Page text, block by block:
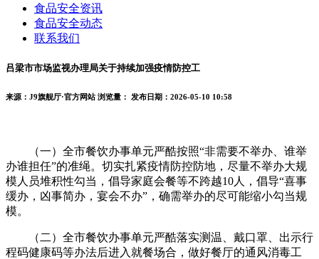
食品安全资讯
食品安全动态
联系我们
吕梁市市场监视办理局关于持续加强疫情防控工
来源：J9旗舰厅·官方网站 浏览量： 发布日期：2026-05-10 10:58
（一）全市餐饮办事单元严酷按照“非需要不举办、谁举
办谁担任”的准绳。切实扎紧疫情防控防地，尽量不举办大规
模人员堆积性勾当，倡导家庭会餐等不跨越10人，倡导“喜事
缓办，凶事简办，宴会不办”，确需举办的尽可能缩小勾当规
模。
（二）全市餐饮办事单元严酷落实测温、戴口罩、出示行
程码健康码等办法后进入就餐场合，做好餐厅的通风消毒工